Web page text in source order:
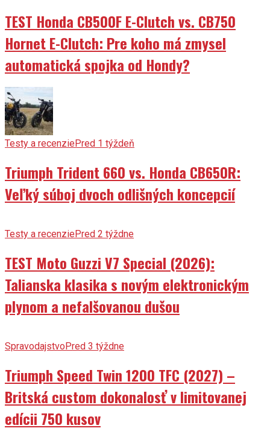
TEST Honda CB500F E-Clutch vs. CB750
Hornet E-Clutch: Pre koho má zmysel
automatická spojka od Hondy?
Testy a recenziePred 1 týždeň
Triumph Trident 660 vs. Honda CB650R:
Veľký súboj dvoch odlišných koncepcií
Testy a recenziePred 2 týždne
TEST Moto Guzzi V7 Special (2026):
Talianska klasika s novým elektronickým
plynom a nefalšovanou dušou
SpravodajstvoPred 3 týždne
Triumph Speed Twin 1200 TFC (2027) –
Britská custom dokonalosť v limitovanej
edícii 750 kusov